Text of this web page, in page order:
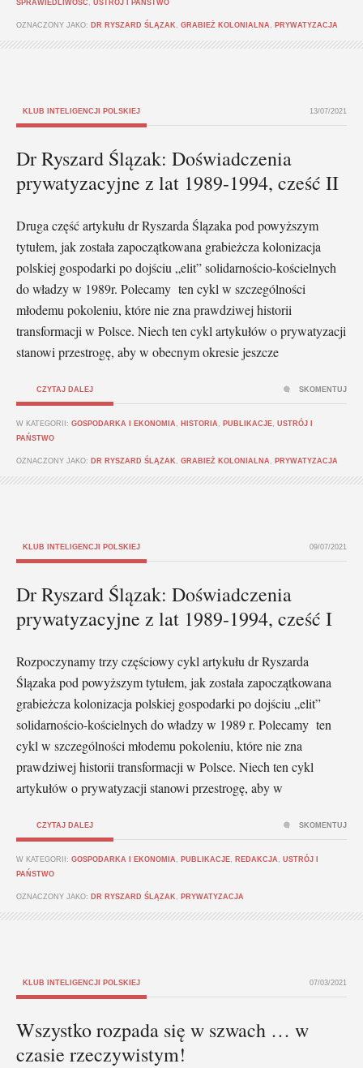
SPRAWIEDLIWOŚĆ USTRÓJ I PAŃSTWO
OZNACZONY JAKO: DR RYSZARD ŚLĄZAK GRABIEŻ KOLONIALNA PRYWATYZACJA
KLUB INTELIGENCJI POLSKIEJ 13/07/2021
Dr Ryszard Ślązak: Doświadczenia
prywatyzacyjne z lat 1989-1994, cześć II
Druga część artykułu dr Ryszarda Ślązaka pod powyższym
tytułem, jak została zapoczątkowana grabieżcza kolonizacja
polskiej gospodarki po dojściu „elit” solidarnościo-kościelnych
do władzy w 1989r. Polecamy ten cykl w szczególności
młodemu pokoleniu, które nie zna prawdziwej historii
transformacji w Polsce. Niech ten cykl artykułów o prywatyzacji
stanowi przestrogę, aby w obecnym okresie jeszcze
CZYTAJ DALEJ
W KATEGORII: GOSPODARKA I EKONOMIA HISTORIA PUBLIKACJE USTRÓJ I
PAŃSTWO
OZNACZONY JAKO: DR RYSZARD ŚLĄZAK GRABIEŻ KOLONIALNA PRYWATYZACJA
SKOMENTUJ
KLUB INTELIGENCJI POLSKIEJ 09/07/2021
Dr Ryszard Ślązak: Doświadczenia
prywatyzacyjne z lat 1989-1994, cześć I
Rozpoczynamy trzy częściowy cykl artykułu dr Ryszarda
Ślązaka pod powyższym tytułem, jak została zapoczątkowana
grabieżcza kolonizacja polskiej gospodarki po dojściu „elit”
solidarnościo-kościelnych do władzy w 1989 r. Polecamy ten
cykl w szczególności młodemu pokoleniu, które nie zna
prawdziwej historii transformacji w Polsce. Niech ten cykl
artykułów o prywatyzacji stanowi przestrogę, aby w
CZYTAJ DALEJ
W KATEGORII: GOSPODARKA I EKONOMIA PUBLIKACJE REDAKCJA
USTRÓJ I
PAŃSTWO
OZNACZONY JAKO: DR RYSZARD ŚLĄZAK PRYWATYZACJA
SKOMENTUJ
KLUB INTELIGENCJI POLSKIEJ 07/03/2021
Wszystko rozpada się w szwach … w
czasie rzeczywistym!